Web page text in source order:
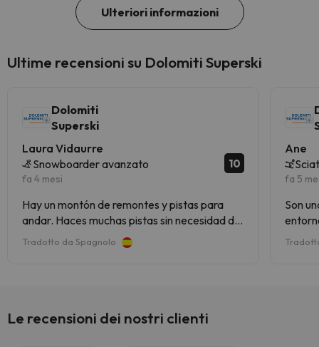
Ulteriori informazioni
Ultime recensioni su Dolomiti Superski
Dolomiti
Superski
Laura Vidaurre
Snowboarder avanzato
fa 4 mesi
10
Hay un montón de remontes y pistas para
andar. Haces muchas pistas sin necesidad de
repetir
Tradotto da Spagnolo
Ane
fa 5
Son
Le recensioni dei nostri clienti